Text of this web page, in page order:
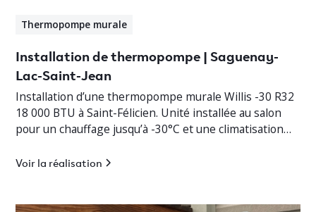
Thermopompe murale
Installation de thermopompe | Saguenay-
Lac-Saint-Jean
Installation d’une thermopompe murale Willis -30 R32
18 000 BTU à Saint-Félicien. Unité installée au salon
pour un chauffage jusqu’à -30°C et une climatisation
Voir la réalisation